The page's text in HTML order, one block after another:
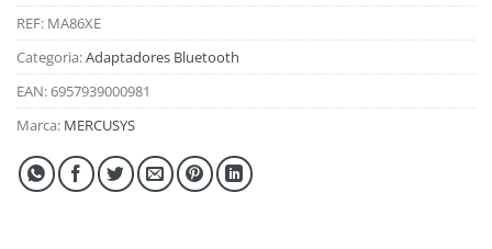
REF: MA86XE
Categoria:Adaptadores Bluetooth
EAN:6957939000981
Marca: MERCUSYS